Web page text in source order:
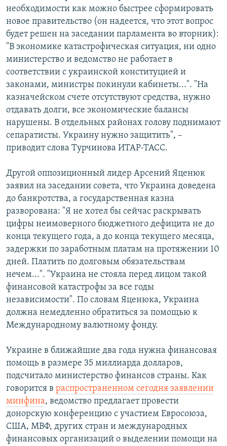
необходимости как можно быстрее сформировать
новое правительство (он надеется, что этот вопрос
будет решен на заседании парламента во вторник):
"В экономике катастрофическая ситуация, ни одно
министерство и ведомство не работает в
соответствии с украинской конституцией и
законами, министры покинули кабинеты...". "На
казначейском счете отсутствуют средства, нужно
отдавать долги, все экономические балансы
нарушены. В отдельных районах голову поднимают
сепаратисты. Украину нужно защитить", –
приводит слова Турчинова ИТАР-ТАСС.
Другой оппозиционный лидер Арсений Яценюк
заявил на заседании совета, что Украина доведена
до банкротства, а государственная казна
разворована: "Я не хотел бы сейчас раскрывать
цифры неимоверного бюджетного дефицита не до
конца текущего года, а до конца текущего месяца,
задержки по заработным платам на протяжении 10
дней. Платить по долговым обязательствам
нечем...". "Украина не стояла перед лицом такой
финансовой катастрофы за все годы
независимости". По словам Яценюка, Украина
должна немедленно обратиться за помощью к
Международному валютному фонду.
Украине в ближайшие два года нужна финансовая
помощь в размере 35 миллиарда долларов,
подсчитало министерство финансов страны. Как
говорится в распространенном сегодня заявлении
минфина, ведомство предлагает провести
донорскую конференцию с участием Евросоюза,
США, МВФ, других стран и международных
финансовых организаций о выделении помощи на